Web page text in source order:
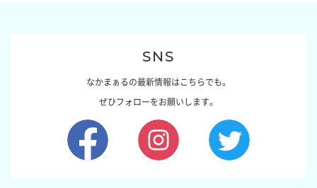
SNS
なかまぁるの最新情報はこちらでも。
ぜひフォローをお願いします。